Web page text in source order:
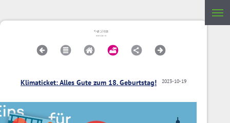
2023-10-19
Klimaticket: Alles Gute zum 18. Geburtstag!